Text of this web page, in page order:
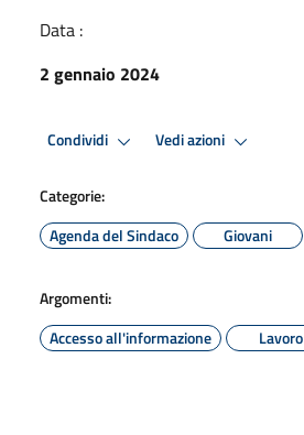
Data :
2 gennaio 2024
Condividi Vedi azioni
Categorie:
Agenda del Sindaco
Giovani
Argomenti:
Accesso all'informazione
Lavoro